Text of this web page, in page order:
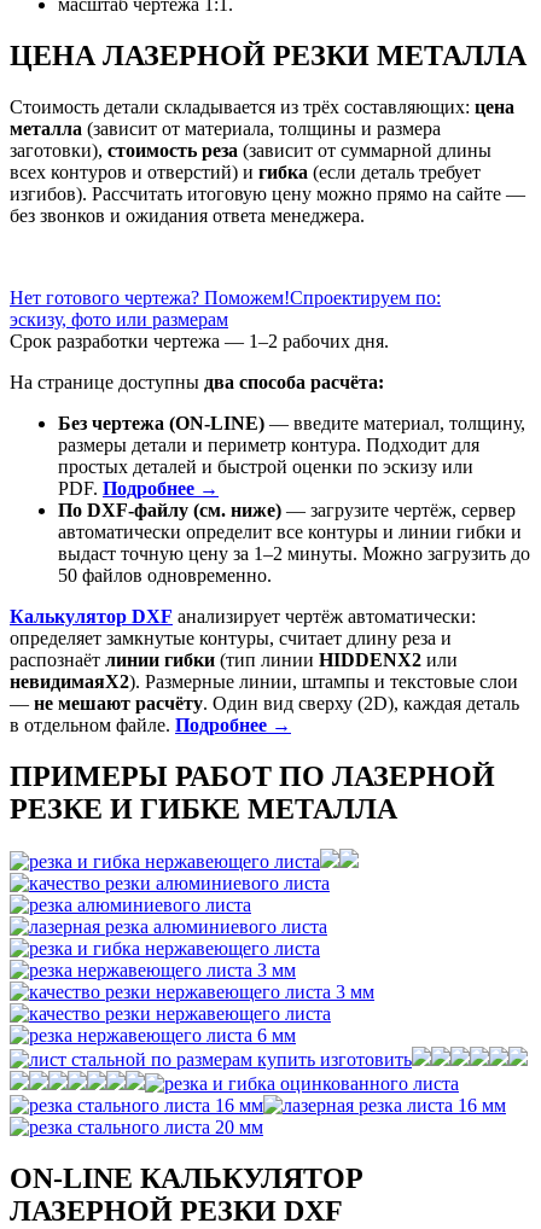
ЦЕНА ЛАЗЕРНОЙ РЕЗКИ МЕТАЛЛА
Стоимость детали складывается из трёх составляющих: цена
металла (зависит от материала, толщины и размера
заготовки), стоимость реза (зависит от суммарной длины
всех контуров и отверстий) и гибка (если деталь требует
изгибов). Рассчитать итоговую цену можно прямо на сайте —
без звонков и ожидания ответа менеджера.
Нет готового чертежа? Поможем!Спроектируем по:
эскизу, фото или размерам
Срок разработки чертежа — 1–2 рабочих дня.
На странице доступны два способа расчёта:
Без чертежа (ON-LINE) — введите материал, толщину,
размеры детали и периметр контура. Подходит для
простых деталей и быстрой оценки по эскизу или
PDF. Подробнее →
По DXF-файлу (см. ниже) — загрузите чертёж, сервер
автоматически определит все контуры и линии гибки и
выдаст точную цену за 1–2 минуты. Можно загрузить до
50 файлов одновременно.
Калькулятор DXF анализирует чертёж автоматически:
определяет замкнутые контуры, считает длину реза и
распознаёт линии гибки (тип линии HIDDENX2 или
невидимаяX2). Размерные линии, штампы и текстовые слои
— не мешают расчёту. Один вид сверху (2D), каждая деталь
в отдельном файле. Подробнее →
ПРИМЕРЫ РАБОТ ПО ЛАЗЕРНОЙ
РЕЗКЕ И ГИБКЕ МЕТАЛЛА
ON-LINE КАЛЬКУЛЯТОР
ЛАЗЕРНОЙ РЕЗКИ DXF